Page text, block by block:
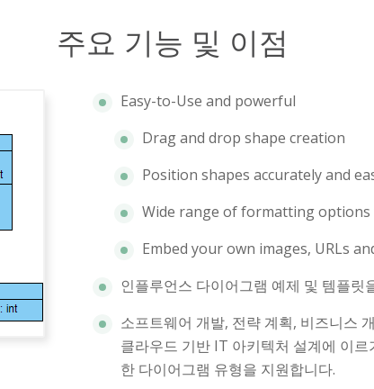
주요 기능 및 이점
Easy-to-Use and powerful
Drag and drop shape creation
Position shapes accurately and
Wide range of formatting
Embed your own images, URLs
인플루언스 다이어그램 예제 및 템플릿
소프트웨어 개발, 전략 계획, 비즈니스
클라우드 기반 IT 아키텍처 설계에 이
한 다이어그램 유형을 지원합니다.